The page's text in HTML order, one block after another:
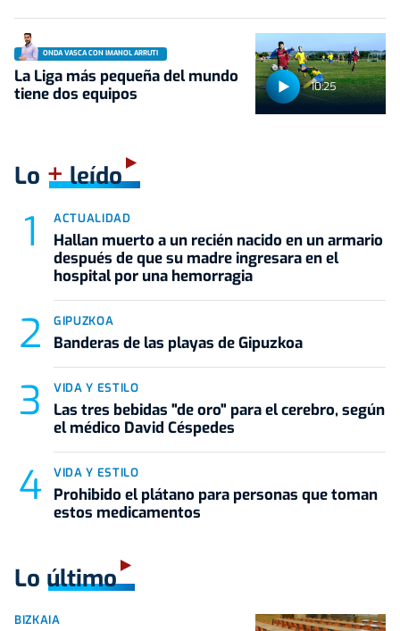
10:25
ONDA VASCA CON IMANOL ARRUTI
La Liga más pequeña del mundo
tiene dos equipos
Lo +leído
ACTUALIDAD
Hallan muerto a un recién nacido en un armario
después de que su madre ingresara en el
hospital por una hemorragia
GIPUZKOA
Banderas de las playas de Gipuzkoa
VIDA Y ESTILO
Las tres bebidas "de oro" para el cerebro, según
el médico David Céspedes
VIDA Y ESTILO
Prohibido el plátano para personas que toman
estos medicamentos
Lo último
BIZKAIA